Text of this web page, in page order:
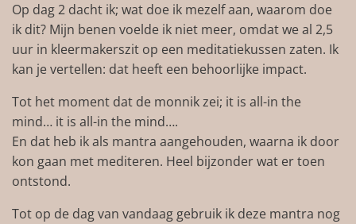
Op dag 2 dacht ik; wat doe ik mezelf aan, waarom doe
ik dit? Mijn benen voelde ik niet meer, omdat we al 2,5
uur in kleermakerszit op een meditatiekussen zaten. Ik
kan je vertellen: dat heeft een behoorlijke impact.
Tot het moment dat de monnik zei; it is all-in the
mind… it is all-in the mind….
En dat heb ik als mantra aangehouden, waarna ik door
kon gaan met mediteren. Heel bijzonder wat er toen
ontstond.
Tot op de dag van vandaag gebruik ik deze mantra nog